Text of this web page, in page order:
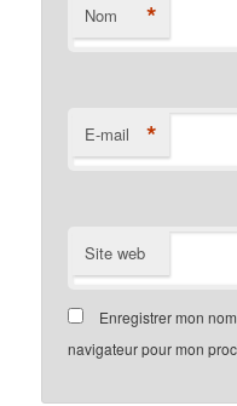
Nom *
E-mail *
Site web
Enregistrer mon
navigateur pour mon